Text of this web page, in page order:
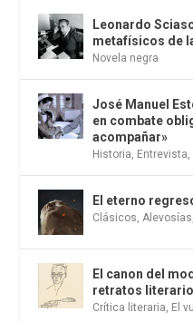
Leonardo
metafísicos de
Novela negra
José Manuel
en combate
acompañar»
Historia, Entrevista,
El eterno
Clásicos,Alevosías
El canon del
retratos
Crítica literaria, El